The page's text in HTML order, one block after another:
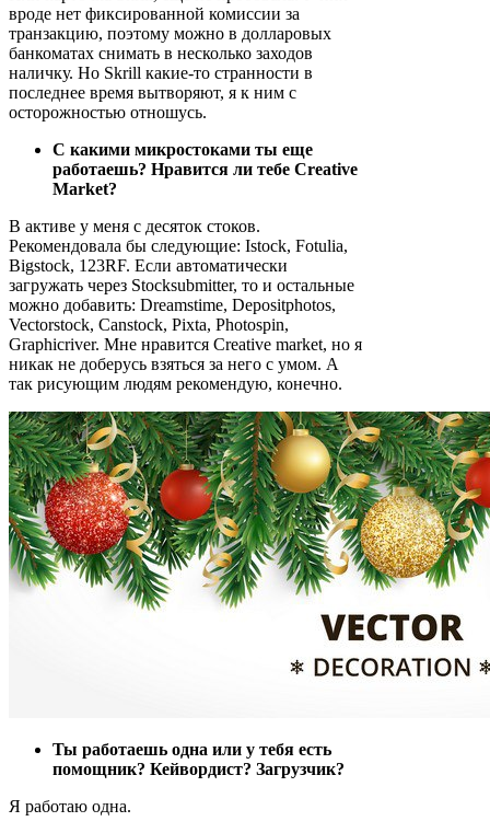
вроде нет фиксированной комиссии за
транзакцию, поэтому можно в долларовых
банкоматах снимать в несколько заходов
наличку. Но Skrill какие-то странности в
последнее время вытворяют, я к ним с
осторожностью отношусь.
С какими микростоками ты еще
работаешь? Нравится ли тебе Creative
Market?
В активе у меня с десяток стоков.
Рекомендовала бы следующие: Istock, Fotulia,
Bigstock, 123RF. Если автоматически
загружать через Stocksubmitter, то и остальные
можно добавить: Dreamstime, Depositphotos,
Vectorstock, Canstock, Pixta, Photospin,
Graphicriver. Мне нравится Creative market, но я
никак не доберусь взяться за него с умом. А
так рисующим людям рекомендую, конечно.
Ты работаешь одна или у тебя есть
помощник? Кейвордист? Загрузчик?
Я работаю одна.